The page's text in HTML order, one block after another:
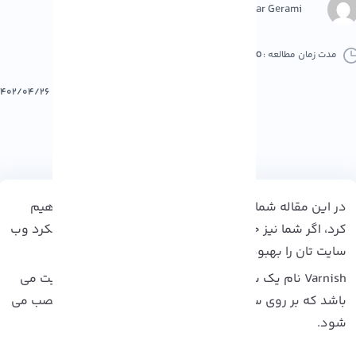
Negar Gerami
مدت زمان مطالعه :0 دقیقه
۱۴۰۲/۰۴/۲۶
در این مقاله شما را با نصب varnish در Cpanel آشنا خواهیم
اگر شما نیز جزو کاربرانی هستید که می خواهید عملکرد وب
تان را بهبود ببخشید، این آموزش برای شماست!
Varnish نام یک سرویس رایگان و شتاب دهنده وب سایت می
که بر روی سرور های وب و ماشین های گوناگون نصب می